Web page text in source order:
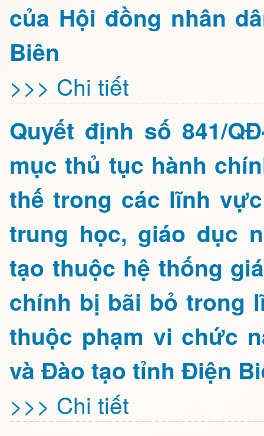
của Hội đồng nhân
Biên
>>> Chi tiết
Quyết định số 841/
mục thủ tục hành
thế trong các lĩnh
trung học, giáo dục
tạo thuộc hệ thống
chính bị bãi bỏ trong
thuộc phạm vi chức
và Đào tạo tỉnh Điện
>>> Chi tiết